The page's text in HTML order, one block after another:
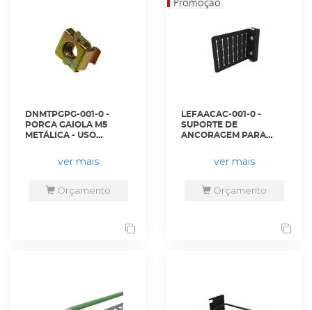
DNMTPGPG-001-0 -
PORCA GAIOLA M5
METÁLICA - USO
UNIDADES) - PG-M5. -
ver mais
Orçamento
LEFAACAC-001-0 -
SUPORTE DE
ANCORAGEM PARA
PRETO - 35152675 -
LIGHTERAver mais
Orçamento